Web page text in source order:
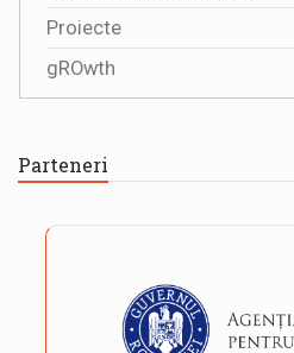
Proiecte
gROwth
Parteneri